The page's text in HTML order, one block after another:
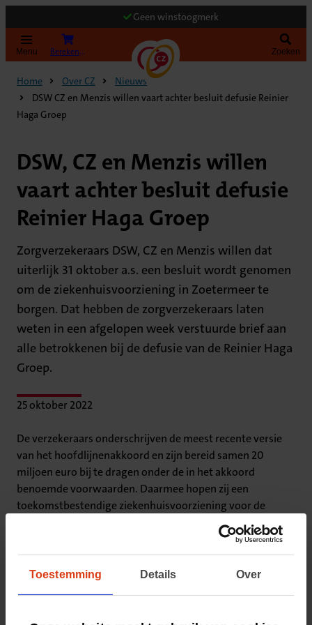
Toestemming Details Over
Geen winstoogmerk
Menu Bereken uw premie Zoeken
Home Over CZ
Nieuws
DSW CZ en Menzis willen vaart achter besluit defusie Reinier
Haga Groep
DSW, CZ en Menzis willen
vaart achter besluit defusie
Reinier Haga Groep
Zorgverzekeraars DSW, CZ en Menzis willen dat
uiterlijk 31 oktober a.s. een besluit wordt genomen
om de ziekenhuisvoorziening in Zoetermeer te
borgen. Dat hebben de zorgverzekeraars laten
weten in een afgelopen week verstuurde brief aan
alle betrokkenen bij de defusie van de Reinier Haga
Groep.
25 oktober 2022
De verzekeraars onderschrijven de meest recente versie
van het hoofdlijnenakkoord en zijn bereid samen 20
miljoen euro bij te dragen onder de in het akkoord
benoemde voorwaarden. Daarmee hopen zij een
toekomstbestendige ziekenhuisvoorziening voor de
‘Wij maken ons zorgen over de voortgang. Gezien het
grote maatschappelijke belang van de ziekenhuiszorg is